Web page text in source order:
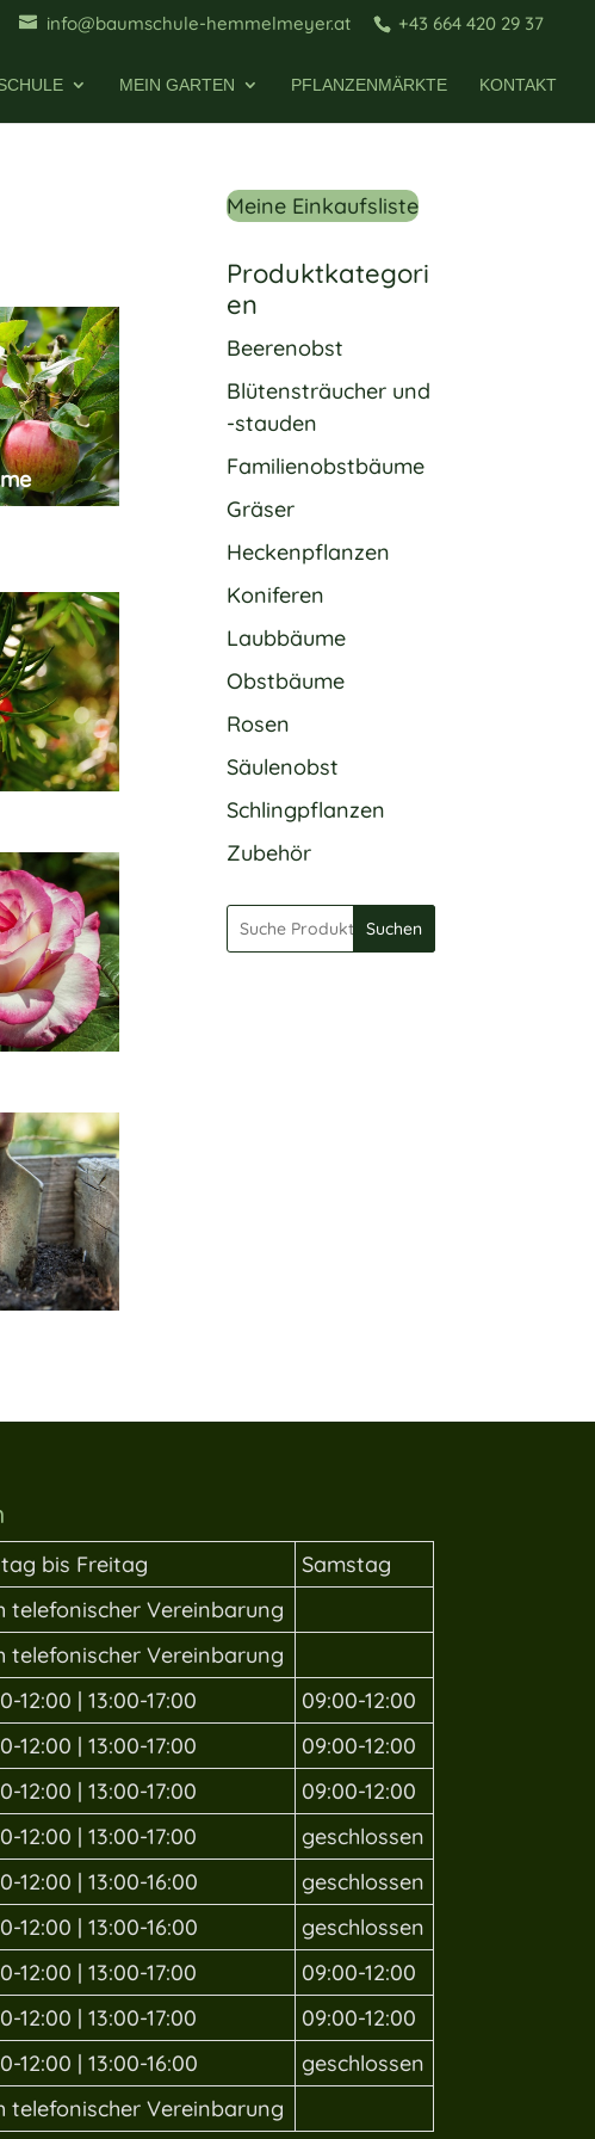
info@baumschule-hemmelmeyer.at +43 664 420 29 37
MEIN GARTEN PFLANZENMÄRKTE KONTAKT
Meine Einkaufsliste
Produktkategori
en
Beerenobst
Blütensträucher und
-stauden
Familienobstbäume
Gräser
Heckenpflanzen
Koniferen
Laubbäume
Obstbäume
Rosen
Säulenobst
Schlingpflanzen
Zubehör
Suchen
bis Freitag
Samstag
telefonischer Vereinbarung
telefonischer Vereinbarung
12:00 | 13:00-17:00
09:00-12:00
12:00 | 13:00-17:00
09:00-12:00
12:00 | 13:00-17:00
09:00-12:00
12:00 | 13:00-17:00
geschlossen
12:00 | 13:00-16:00
geschlossen
12:00 | 13:00-16:00
geschlossen
12:00 | 13:00-17:00
09:00-12:00
12:00 | 13:00-17:00
09:00-12:00
12:00 | 13:00-16:00
geschlossen
telefonischer Vereinbarung